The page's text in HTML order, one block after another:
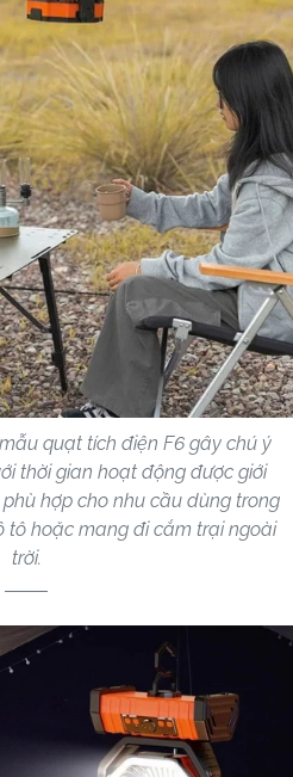
quạt tích điện F6 gây chú ý
thời gian hoạt động được giới
hợp cho nhu cầu dùng trong
tô hoặc mang đi cắm trại ngoài
trời.